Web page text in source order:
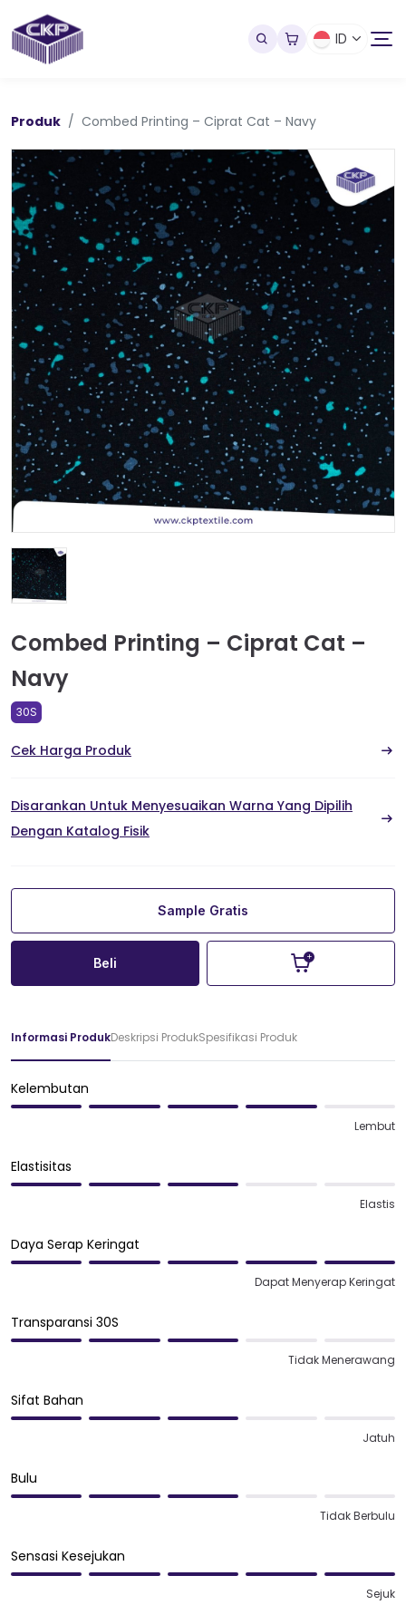
ID
Produk Combed Printing – Ciprat Cat – Navy
Combed Printing – Ciprat Cat –
Navy
30S
Cek Harga Produk
Disarankan Untuk Menyesuaikan Warna Yang Dipilih
Dengan Katalog Fisik
Sample Gratis
Beli
Informasi ProdukDeskripsi ProdukSpesifikasi Produk
Kelembutan
Lembut
Elastisitas
Elastis
Daya Serap Keringat
Dapat Menyerap Keringat
Transparansi 30S
Tidak Menerawang
Sifat Bahan
Jatuh
Bulu
Tidak Berbulu
Sensasi Kesejukan
Sejuk